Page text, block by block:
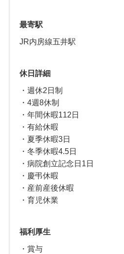
最寄駅
JR内房線五井駅
休日詳細
・週休2日制
・4週8休制
・年間休暇112日
・有給休暇
・夏季休暇3日
・冬季休暇4.5日
・病院創立記念日1日
・慶弔休暇
・産前産後休暇
・育児休業
福利厚生
・賞与